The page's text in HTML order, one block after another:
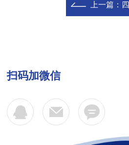
上一篇：
扫码加微信